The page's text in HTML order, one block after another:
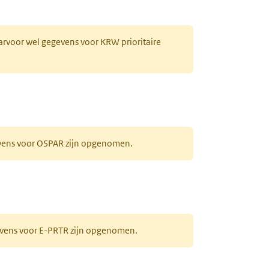
wel gegevens voor KRW prioritaire
voor OSPAR zijn opgenomen.
voor E-PRTR zijn opgenomen.